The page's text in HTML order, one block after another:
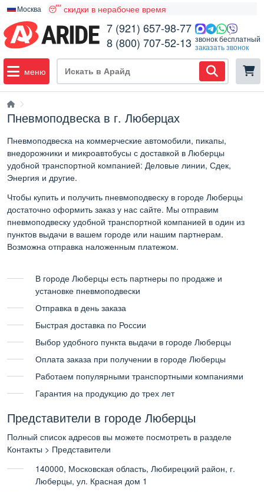
Москва 😴 скидки в нерабочее время
7 (921) 657-98-77
8 (800) 707-52-13 звонок бесплатный
заказать звонок
меню
Пневмоподвеска в г. Люберцах
Пневмоподвеска на коммерческие автомобили, пикапы,
внедорожники и микроавтобусы с доставкой в Люберцы
удобной транспортной компанией: Деловые линии, Сдек,
Энергия и другие.
Чтобы купить и получить пневмоподвеску в городе Люберцы
достаточно оформить заказ у нас сайте. Мы отправим
пневмоподвеску удобной транспортной компанией в один из
пунктов выдачи в вашем городе или нашим партнерам.
Возможна отправка наложенным платежом.
В городе Люберцы есть партнеры по продаже и
установке пневмоподвески
Отправка в день заказа
Быстрая доставка по России
Выбор удобного пункта выдачи в городе Люберцы
Оплата заказа при получении в городе Люберцы
Работаем популярными транспортными компаниями
Гарантия на продукцию до трех лет
Представители в городе Люберцы
Полный список адресов вы можете посмотреть в разделе
Контакты > Представители
140000, Московская область, Любирецкий район, г.
Люберцы, ул. Красная дом 1